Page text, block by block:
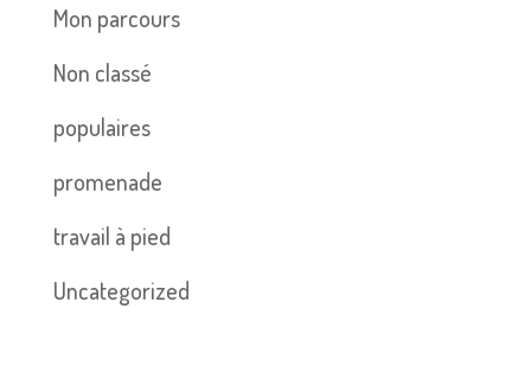
Mon parcours
Non classé
populaires
promenade
travail à pied
Uncategorized